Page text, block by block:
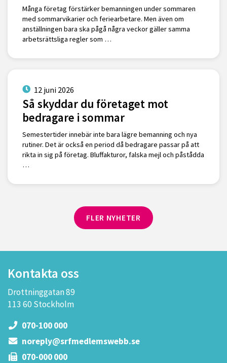
Många företag förstärker bemanningen under sommaren
med sommarvikarier och feriearbetare. Men även om
anställningen bara ska pågå några veckor gäller samma
arbetsrättsliga regler som …
12 juni 2026
Så skyddar du företaget mot
bedragare i sommar
Semestertider innebär inte bara lägre bemanning och nya
rutiner. Det är också en period då bedragare passar på att
rikta in sig på företag. Bluffakturor, falska mejl och påstådda
…
FLER NYHETER
Kontakta oss
Drottninggatan 89
113 60 Stockholm
070-100 000
noreply@srfmedlemswebb.se
070-000 000